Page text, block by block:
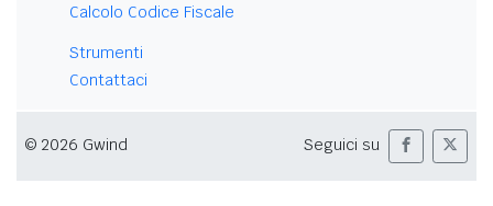
Calcolo Codice Fiscale
Strumenti
Contattaci
© 2026 Gwind Seguici su